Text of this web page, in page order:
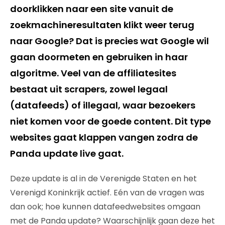
doorklikken naar een site vanuit de
zoekmachineresultaten klikt weer terug
naar Google? Dat is precies wat Google wil
gaan doormeten en gebruiken in haar
algoritme. Veel van de affiliatesites
bestaat uit scrapers, zowel legaal
(datafeeds) of illegaal, waar bezoekers
niet komen voor de goede content. Dit type
websites gaat klappen vangen zodra de
Panda update live gaat.
Deze update is al in de Verenigde Staten en het
Verenigd Koninkrijk actief. Eén van de vragen was
dan ook; hoe kunnen datafeedwebsites omgaan
met de Panda update? Waarschijnlijk gaan deze het